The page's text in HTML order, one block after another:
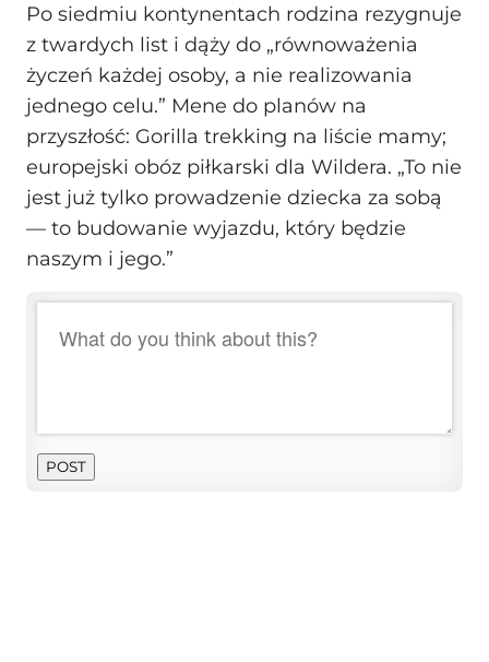
Po siedmiu kontynentach rodzina rezygnuje
z twardych list i dąży do „równoważenia
życzeń każdej osoby, a nie realizowania
jednego celu.” Mene do planów na
przyszłość: Gorilla trekking na liście mamy;
europejski obóz piłkarski dla Wildera. „To nie
jest już tylko prowadzenie dziecka za sobą
— to budowanie wyjazdu, który będzie
naszym i jego.”
POST